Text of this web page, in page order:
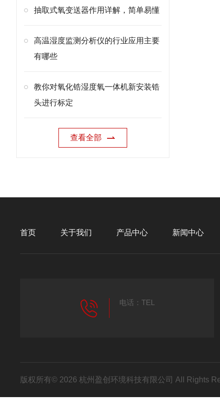
抽取式氧变送器作用详解，简单易懂
高温湿度监测分析仪的行业应用主要
有哪些
教你对氧化锆湿度氧一体机新安装锆
头进行标定
查看全部
首页 关于我们 产品中心 新闻中心
电话：TEL
版权所有© 2026 杭州盈创环境科技有限公司 All Rights